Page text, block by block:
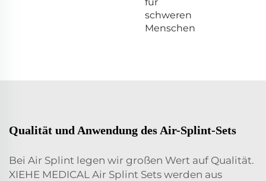
schweren
Menschen
Qualität und Anwendung des Air-Splint-Sets
Bei Air Splint legen wir großen Wert auf Qualität.
XIEHE MEDICAL Air Splint Sets werden aus